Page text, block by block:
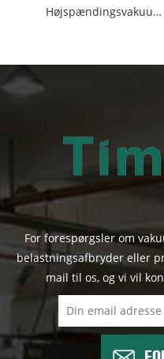
Højspændingsvakuumafbryder
For forespørgsler om
belastningsafbryder eller
mail til os, og vi vil